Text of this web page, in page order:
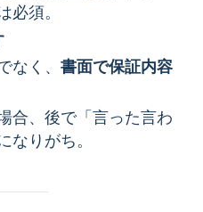
必須。
なく、 書面で保証内容
合、後で「言った言わ
なりがち。